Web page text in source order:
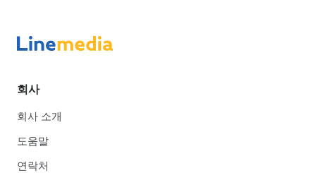
회사
회사 소개
도움말
연락처